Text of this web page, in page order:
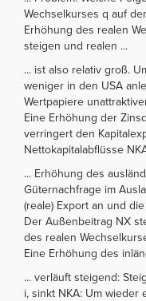
Wechselkurses q auf
Erhöhung des realen
steigen und realen ...
... ist also relativ groß.
weniger in den USA
Wertpapiere
Eine Erhöhung der
verringert den
Nettokapitalabflüsse
... Erhöhung des
Güternachfrage im
(reale) Export an und
Der Außenbeitrag NX
des realen
Eine Erhöhung des
... verläuft steigend:
i, sinkt NKA: Um wieder